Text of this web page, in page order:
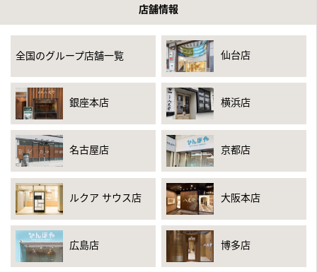
店舗情報
全国のグループ店舗一覧 仙台店
銀座本店 横浜店
名古屋店 京都店
ルクア サウス店 大阪本店
広島店 博多店